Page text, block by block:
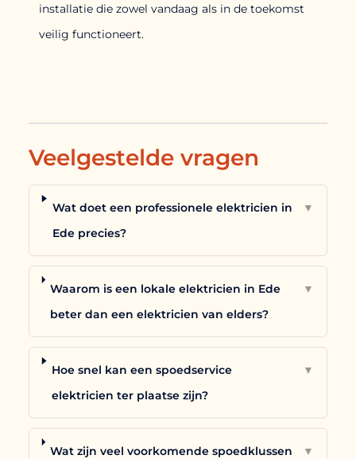
installatie die zowel vandaag als in de toekomst
veilig functioneert.
Veelgestelde vragen
Wat doet een professionele elektricien in
Ede precies?
▼
Waarom is een lokale elektricien in Ede
beter dan een elektricien van elders?
▼
Hoe snel kan een spoedservice
elektricien ter plaatse zijn?
▼
Wat zijn veel voorkomende spoedklussen
▼